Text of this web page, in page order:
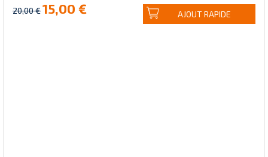
20,00 €15,00 € AJOUT RAPIDE